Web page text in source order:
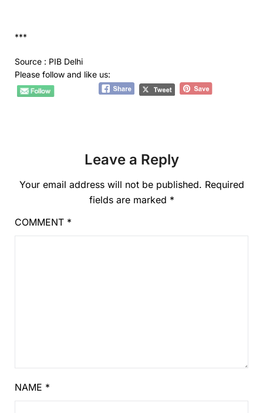
***
Source : PIB Delhi
Please follow and like us:
Leave a Reply
Your email address will not be published. Required
fields are marked *
COMMENT *
NAME *